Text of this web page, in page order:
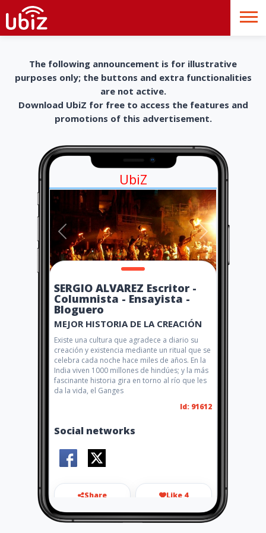
The following announcement is for illustrative
purposes only; the buttons and extra functionalities
are not active.
Download UbiZ for free to access the features and
promotions of this advertisement.
UbiZ
SERGIO ALVAREZ Escritor -
Columnista - Ensayista -
Bloguero
MEJOR HISTORIA DE LA CREACIÓN
Existe una cultura que agradece a diario su
creación y existencia mediante un ritual que se
celebra cada noche hace miles de años. En la
India viven 1000 millones de hindúes; y la más
fascinante historia gira en torno al río que les
da la vida, el Ganges
Id: 91612
Social networks
Share Like 4